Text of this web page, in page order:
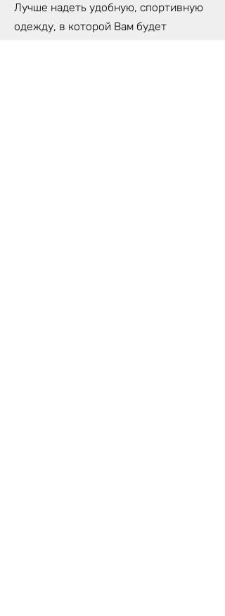
Лучше надеть удобную, спортивную
одежду, в которой Вам будет